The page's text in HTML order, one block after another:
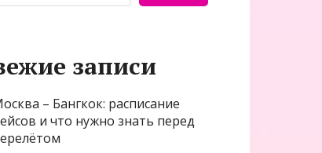
записи
– Бангкок: расписание
и что нужно знать перед